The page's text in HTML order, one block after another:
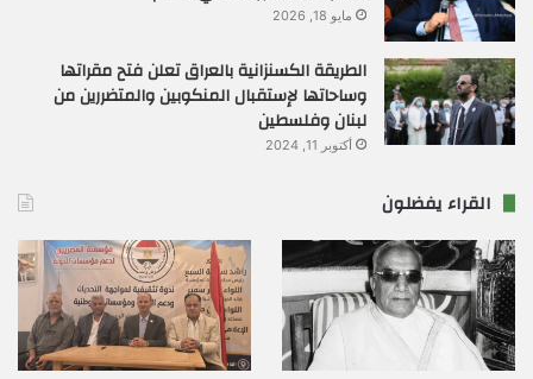
مايو 18, 2026
الطريقة الكسنزانية بالعراق تعلن فتح مقراتها
وساحاتها لإستقبال المنكوبين والمتضررين من
لبنان وفلسطين
أكتوبر 11, 2024
القراء يفضلون